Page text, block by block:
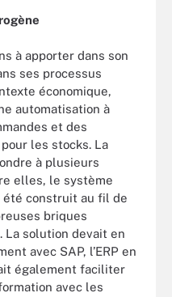
à apporter dans son
ses processus
économique,
automatisation à
et des
les stocks. La
à plusieurs
elles, le système
été construit au fil de
briques
solution devait en
avec SAP, l’ERP en
également faciliter
avec les